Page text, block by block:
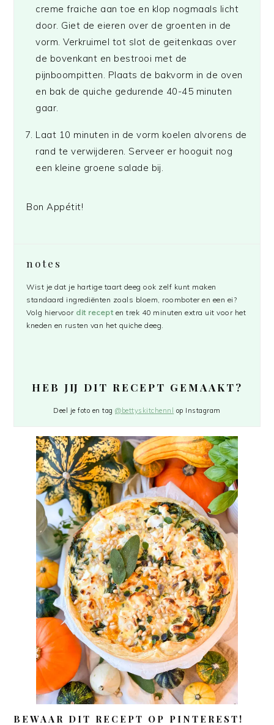
creme fraiche aan toe en klop nogmaals licht
door. Giet de eieren over de groenten in de
vorm. Verkruimel tot slot de geitenkaas over
de bovenkant en bestrooi met de
pijnboompitten. Plaats de bakvorm in de oven
en bak de quiche gedurende 40-45 minuten
gaar.
Laat 10 minuten in de vorm koelen alvorens de
rand te verwijderen. Serveer er hooguit nog
een kleine groene salade bij.
Bon Appétit!
notes
Wist je dat je hartige taart deeg ook zelf kunt maken
standaard ingrediënten zoals bloem, roomboter en een ei?
Volg hiervoor dit recept en trek 40 minuten extra uit voor het
kneden en rusten van het quiche deeg.
HEB JIJ DIT RECEPT GEMAAKT?
Deel je foto en tag@bettyskitchennl op Instagram
BEWAAR DIT RECEPT OP PINTEREST!